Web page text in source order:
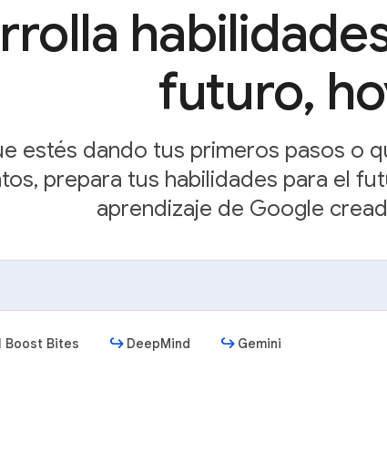
futuro,
estés dando tus primeros pasos o
prepara tus habilidades para el
aprendizaje de Google
Boost Bites DeepMind Gemini